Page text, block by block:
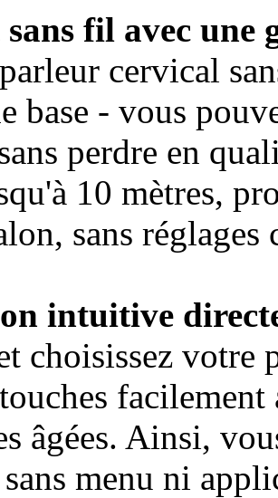
fil avec une
cervical
base - vous
perdre en
10 mètres,
sans réglages
intuitive
choisissez votre
âgées. Ainsi,
menu ni